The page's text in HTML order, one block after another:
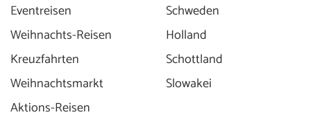
Eventreisen
Weihnachts-Reisen
Kreuzfahrten
Weihnachtsmarkt
Aktions-Reisen
Schweden
Holland
Schottland
Slowakei